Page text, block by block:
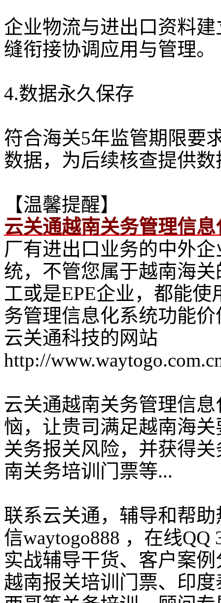
企业物流与进出口资料
缝衔接协调应用与管理。
4.数据永久保存
符合海关5年监管期限要
数据，为后续核查提供
【温馨提醒】
云关通越南关务管理信息
厂有进出口业务的中外
统，不管您属于越南海
工或是EPE企业，都能
务管理信息化系统功能
云关通科技的网站
http://
云关通越南关务管理信
恼，让贵司满足越南海
关务报关风险，并获得
南关务培训门票等...
联系云关通，辅导和帮助
信waytogo888 ，在线QQ
实战辅导干货、客户案
越南报关培训门票、印